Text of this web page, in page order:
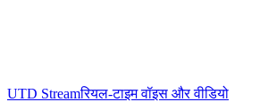
UTD Streamरियल-टाइम वॉइस और वीडियो